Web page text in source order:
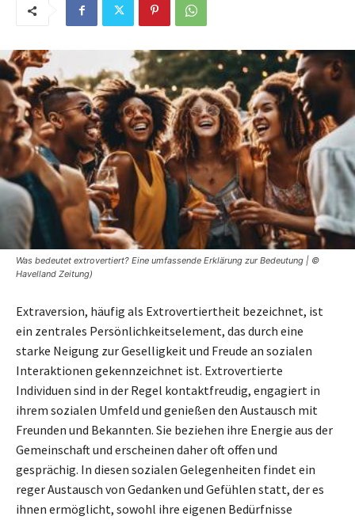
Was bedeutet extrovertiert? Eine umfassende Erklärung zur Bedeutung | ©
Havelland Zeitung)
Extraversion, häufig als Extrovertiertheit bezeichnet, ist
ein zentrales Persönlichkeitselement, das durch eine
starke Neigung zur Geselligkeit und Freude an sozialen
Interaktionen gekennzeichnet ist. Extrovertierte
Individuen sind in der Regel kontaktfreudig, engagiert in
ihrem sozialen Umfeld und genießen den Austausch mit
Freunden und Bekannten. Sie beziehen ihre Energie aus der
Gemeinschaft und erscheinen daher oft offen und
gesprächig. In diesen sozialen Gelegenheiten findet ein
reger Austausch von Gedanken und Gefühlen statt, der es
ihnen ermöglicht, sowohl ihre eigenen Bedürfnisse